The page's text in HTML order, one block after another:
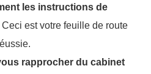
les instructions de
Ceci est votre feuille de route
rapprocher du cabinet